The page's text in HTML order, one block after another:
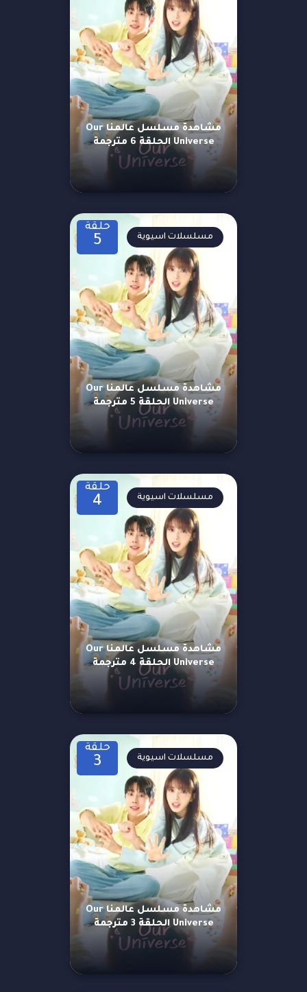
مشاهدة مسلسل عالمنا Our
Universe الحلقة 6 مترجمة
حلقة
5
مشاهدة مسلسل عالمنا Our
Universe الحلقة 5 مترجمة
مسلسلات اسيوية
حلقة
4
مشاهدة مسلسل عالمنا Our
Universe الحلقة 4 مترجمة
مسلسلات اسيوية
حلقة
3
مشاهدة مسلسل عالمنا Our
Universe الحلقة 3 مترجمة
مسلسلات اسيوية